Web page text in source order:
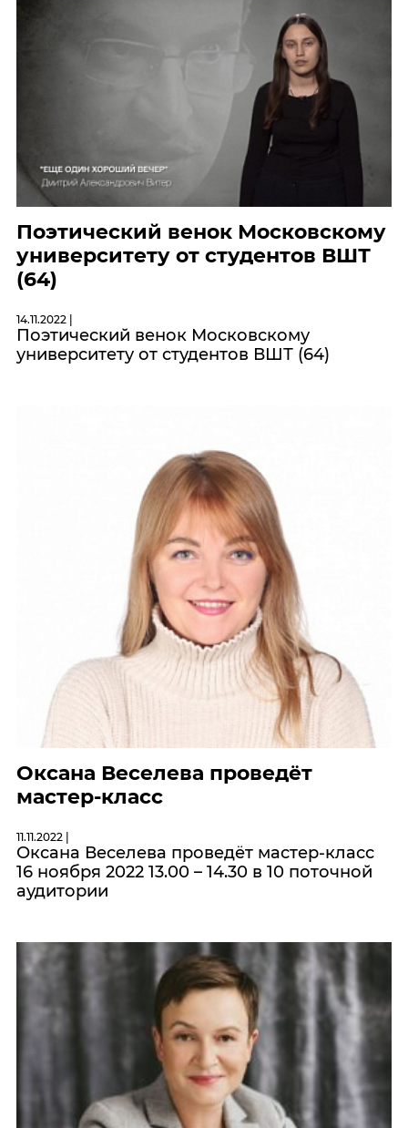
Поэтический венок Московскому
университету от студентов ВШТ
(64)
14.11.2022 |
Поэтический венок Московскому
университету от студентов ВШТ (64)
Оксана Веселева проведёт
мастер-класс
11.11.2022 |
Оксана Веселева проведёт мастер-класс
16 ноября 2022 13.00 – 14.30 в 10 поточной
аудитории